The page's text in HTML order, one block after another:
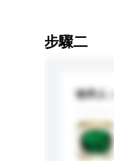
步驟二
收件人